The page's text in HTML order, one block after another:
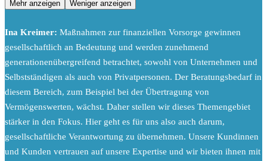
Mehr anzeigen Weniger anzeigen
Ina Kreimer: Maßnahmen zur finanziellen Vorsorge gewinnen
gesellschaftlich an Bedeutung und werden zunehmend
generationenübergreifend betrachtet, sowohl von Unternehmen und
Selbstständigen als auch von Privatpersonen. Der Beratungsbedarf in
diesem Bereich, zum Beispiel bei der Übertragung von
Vermögenswerten, wächst. Daher stellen wir dieses Themengebiet
stärker in den Fokus. Hier geht es für uns also auch darum,
gesellschaftliche Verantwortung zu übernehmen. Unsere Kundinnen
und Kunden vertrauen auf unsere Expertise und wir bieten ihnen mit